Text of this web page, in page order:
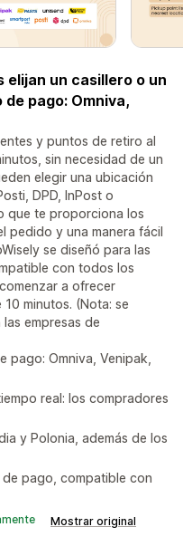
elijan un casillero o un
pago: Omniva,
y puntos de retiro al
sin necesidad de un
elegir una ubicación
DPD, InPost o
que te proporciona los
pedido y una manera fácil
se diseñó para las
con todos los
a ofrecer
minutos. (Nota: se
empresas de
pago: Omniva, Venipak,
real: los compradores
y Polonia, además de los
pago, compatible con
Mostrar original